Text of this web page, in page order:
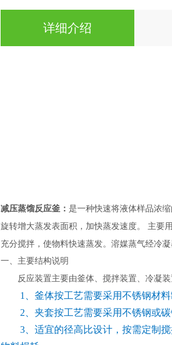
详细介绍
减压蒸馏反应釜： 是一种快速将液体样品浓
旋转增大蒸发表面积，加快蒸发速度。
主要
充分搅拌，使物料快速蒸发。溶媒蒸气经冷
一、主要结构说明
反应装置主要由釜体、搅拌装置、冷凝装
1、釜体按工艺需要采用不锈钢材料
2、夹套按工艺需要采用不锈钢或碳
3、适宜的径高比设计，按需定制搅